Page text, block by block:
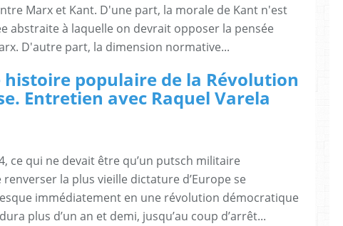
Marx et Kant. D'une part, la morale de Kant n'est
abstraite à laquelle on devrait opposer la pensée
D'autre part, la dimension normative...
histoire populaire de la Révolution
Entretien avec Raquel Varela
ce qui ne devait être qu’un putsch militaire
la plus vieille dictature d’Europe se
immédiatement en une révolution démocratique
plus d’un an et demi, jusqu’au coup d’arrêt...